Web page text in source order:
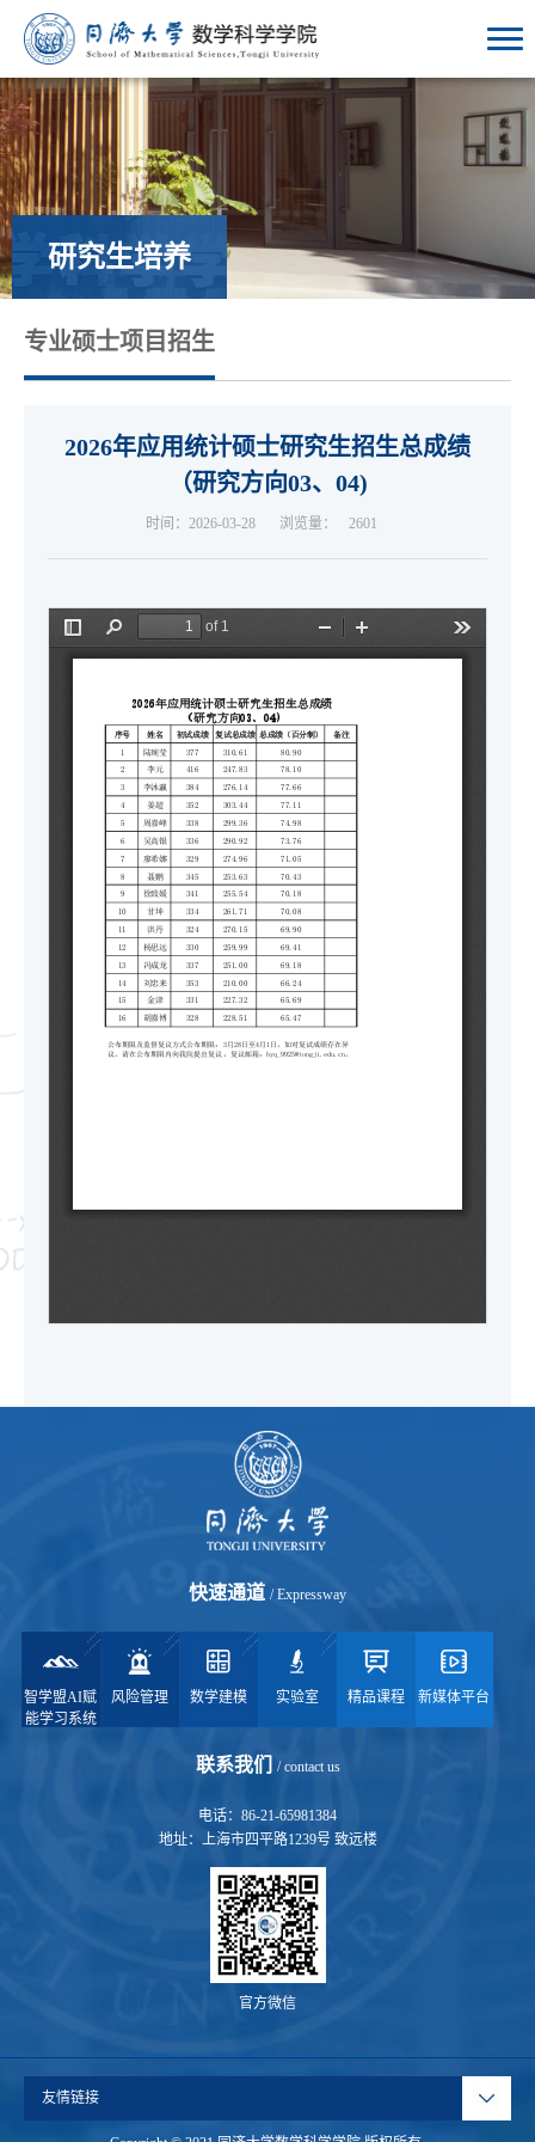
研究生培养
专业硕士项目招生
2026年应用统计硕士研究生招生总成绩
（研究方向03、04)
时间：2026-03-28 浏览量： 2601
快速通道 / Expressway
智学盟AI赋
能学习系统
风险管理 数学建模 实验室 精品课程 新媒体平台
联系我们 / contact us
电话：86-21-65981384
地址：上海市四平路1239号 致远楼
官方微信
友情链接